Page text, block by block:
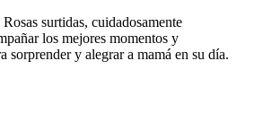
surtidas, cuidadosamente
los mejores momentos y
sorprender y alegrar a mamá en su día.